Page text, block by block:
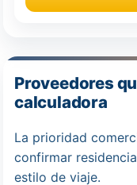
Proveedores
calculadora
La prioridad
confirmar
estilo de viaje.